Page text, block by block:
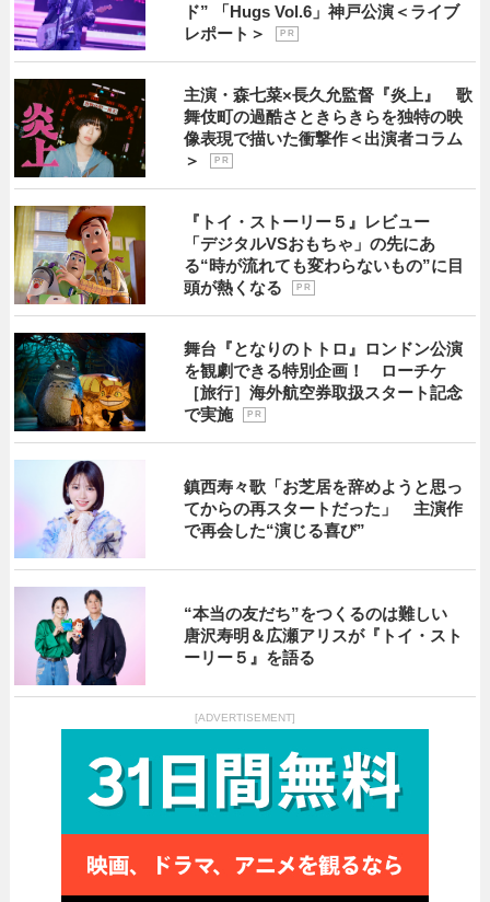
ド” 「Hugs Vol.6」神戸公演＜ライブ
レポート＞
P R
主演・森七菜×長久允監督『炎上』 歌
舞伎町の過酷さときらきらを独特の映
像表現で描いた衝撃作＜出演者コラム
＞
P R
『トイ・ストーリー５』レビュー
「デジタルVSおもちゃ」の先にあ
る“時が流れても変わらないもの”に目
頭が熱くなる
P R
舞台『となりのトトロ』ロンドン公演
を観劇できる特別企画！ ローチケ
［旅行］海外航空券取扱スタート記念
で実施
P R
鎮西寿々歌「お芝居を辞めようと思っ
てからの再スタートだった」 主演作
で再会した“演じる喜び”
“本当の友だち”をつくるのは難しい
唐沢寿明＆広瀬アリスが『トイ・スト
ーリー５』を語る
[ADVERTISEMENT]